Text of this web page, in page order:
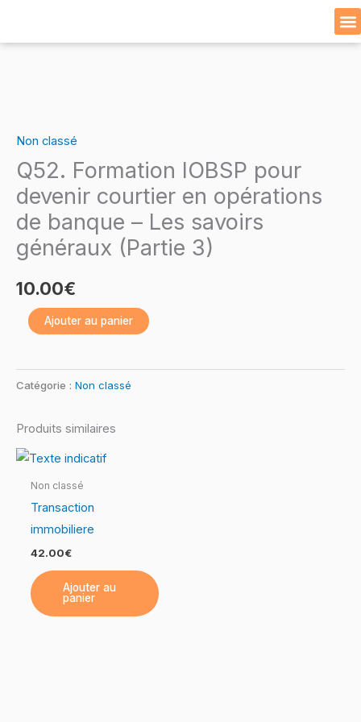
Non classé
Q52. Formation IOBSP pour
devenir courtier en opérations
de banque – Les savoirs
généraux (Partie 3)
10.00€
Q52.
Formation
IOBSP
pour
devenir
courtier
opérations
de
banque
Les
généraux
(Partie
Ajouter au panier
Catégorie : Non classé
Produits similaires
Non classé
Transaction
immobiliere
42.00€
Ajouter au
panier